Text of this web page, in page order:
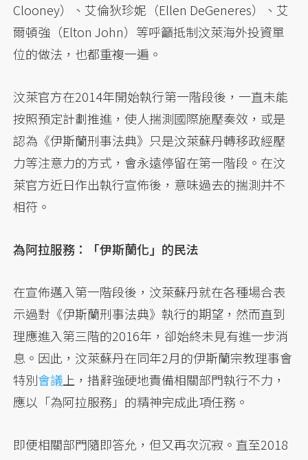
Clooney）、艾倫狄珍妮（Ellen DeGeneres）、艾
爾頓強（Elton John）等呼籲抵制汶萊海外投資單
位的做法，也都重複一遍。
汶萊官方在2014年開始執行第一階段後，一直未能
按照預定計劃推進，使人揣測國際施壓奏效，或是
認為《伊斯蘭刑事法典》只是汶萊蘇丹轉移政經壓
力等注意力的方式，會永遠停留在第一階段。在汶
萊官方近日作出執行宣佈後，意味過去的揣測并不
相符。
為阿拉服務：「伊斯蘭化」的民法
在宣佈邁入第一階段後，汶萊蘇丹就在各種場合表
示過對《伊斯蘭刑事法典》執行的期望，然而直到
理應進入第三階的2016年，卻始終未見有進一步消
息。因此，汶萊蘇丹在同年2月的伊斯蘭宗教理事會
特別會議 上，措辭強硬地責備相關部門執行不力，
應以「為阿拉服務」的精神完成此項任務。
即便相關部門隨即答允，但又再次沉寂。直至2018